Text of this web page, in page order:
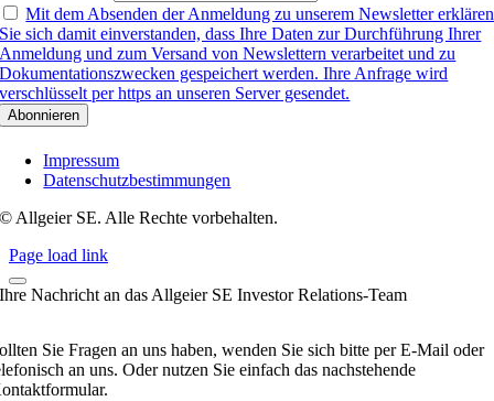
Mit dem Absenden der Anmeldung zu unserem Newsletter erklären
Sie sich damit einverstanden, dass Ihre Daten zur Durchführung Ihrer
Anmeldung und zum Versand von Newslettern verarbeitet und zu
Dokumentationszwecken gespeichert werden. Ihre Anfrage wird
verschlüsselt per https an unseren Server gesendet.
Impressum
Datenschutzbestimmungen
© Allgeier SE. Alle Rechte vorbehalten.
Page load link
Ihre Nachricht an das Allgeier SE Investor Relations-Team
Sie Fragen an uns haben, wenden Sie sich bitte per E-Mail oder
an uns. Oder nutzen Sie einfach das nachstehende